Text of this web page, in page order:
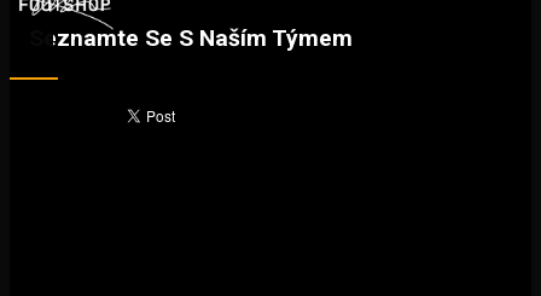
Seznamte Se S Naším Týmem